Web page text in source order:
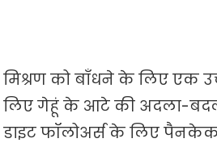
मिश्रण को बाँधने के लिए एक
लिए गेहूं के आटे की अदला-
डाइट फॉलोअर्स के लिए